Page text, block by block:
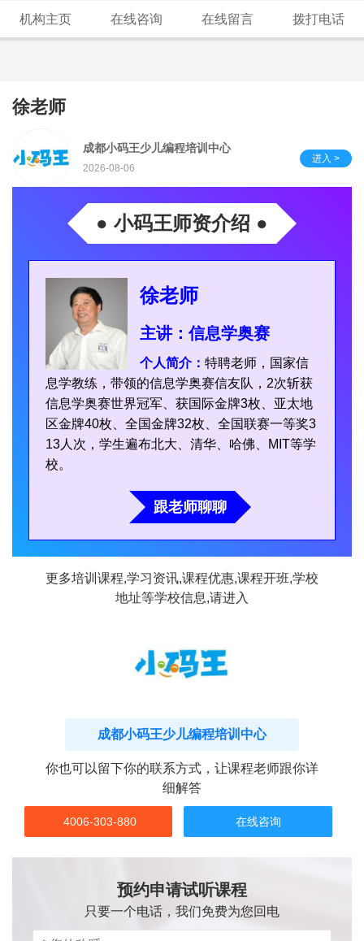
机构主页 在线咨询 在线留言 拨打电话
徐老师
成都小码王少儿编程培训中心
2026-08-06
进入 >
● 小码王师资介绍 ●
徐老师
主讲：信息学奥赛
个人简介： 特聘老师，国家信
息学教练，带领的信息学奥赛信友队，2次斩获
信息学奥赛世界冠军、获国际金牌3枚、亚太地
区金牌40枚、全国金牌32枚、全国联赛一等奖3
13人次，学生遍布北大、清华、哈佛、MIT等学
校。
跟老师聊聊
更多培训课程,学习资讯,课程优惠,课程开班,学校
地址等学校信息,请进入
成都小码王少儿编程培训中心
你也可以留下你的联系方式，让课程老师跟你详
细解答
4006-303-880 在线咨询
预约申请试听课程
只要一个电话，我们免费为您回电